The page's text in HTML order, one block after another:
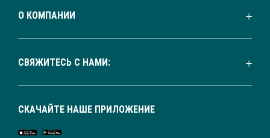
О КОМПАНИИ
СВЯЖИТЕСЬ С НАМИ:
СКАЧАЙТЕ НАШЕ ПРИЛОЖЕНИЕ